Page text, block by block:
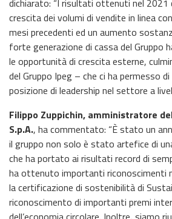
dichiarato: “I risultati ottenuti nel
crescita dei volumi di vendite in linea
mesi precedenti ed un aumento
forte generazione di cassa del Gruppo
le opportunità di crescita esterne,
del Gruppo Ipeg – che ci ha permesso
posizione di leadership nel settore a
Filippo Zuppichin, amministratore
S.p.A., ha commentato: “È stato un
il gruppo non solo è stato artefice di
che ha portato ai risultati record di
ha ottenuto importanti riconoscimenti
la certificazione di sostenibilità di
riconoscimento di importanti premi